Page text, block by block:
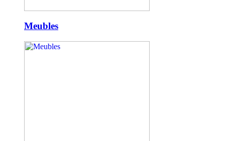
Meubles